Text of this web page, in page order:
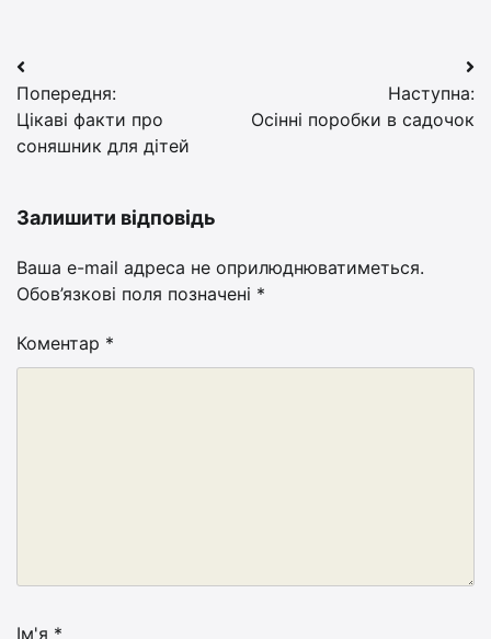
Навігація
записів
Попередня:
Цікаві факти про
соняшник для дітей
Наступна:
Осінні поробки в садочок
Залишити відповідь
Ваша e-mail адреса не оприлюднюватиметься.
Обов’язкові поля позначені *
Коментар *
Ім'я *